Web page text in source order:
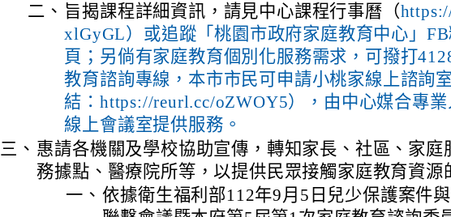
二、 旨揭課程詳細資訊，請見中心課程行事曆（
xlGyGL）或追蹤「桃園市政府家庭教育中心」
頁；另倘有家庭教育個別化服務需求，可撥打
教育諮詢專線，本市市民可申請小桃家線上諮詢
結：https://reurl.cc/oZWOY5），由中心媒合專業
線上會議室提供服務。
三、 惠請各機關及學校協助宣傳，轉知家長、社區、家庭
務據點、醫療院所等，以提供民眾接觸家庭教育資源
一、 依據衛生福利部112年9月5日兒少保護案件